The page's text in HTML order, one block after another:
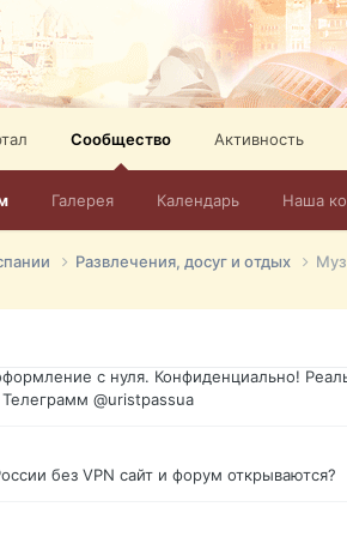
Сообщество
Галерея Календарь Наша
Активность
Развлечения, досуг и отдых
видеотека + 10.000 фильмов и
http://mir-tv.club/television-in-spain.html
как удалить свой аккаунт из
с нуля. Конфиденциально!
Телеграмм @uristpassua
без VPN сайт и форум открываются?